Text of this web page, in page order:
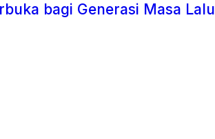
bagi Generasi Masa Lalu